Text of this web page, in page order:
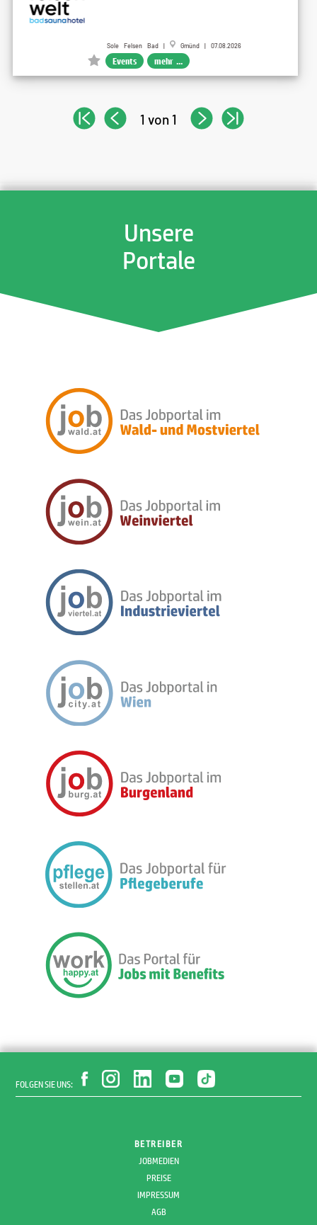
Sole Felsen Bad | Gmünd | 07.08.2026
Events mehr ...
1 von 1
Unsere
Portale
FOLGEN SIE UNS:
BETREIBER
JOBMEDIEN
PREISE
IMPRESSUM
AGB